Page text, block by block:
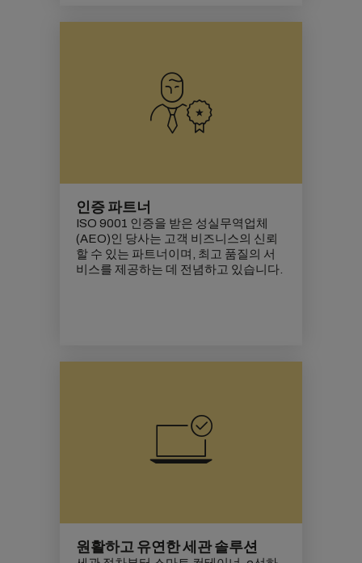
인증 파트너
ISO 9001 인증을 받은 성실무역업체
(AEO)인 당사는 고객 비즈니스의 신뢰
할 수 있는 파트너이며, 최고 품질의 서
비스를 제공하는 데 전념하고 있습니다.
원활하고 유연한 세관 솔루션